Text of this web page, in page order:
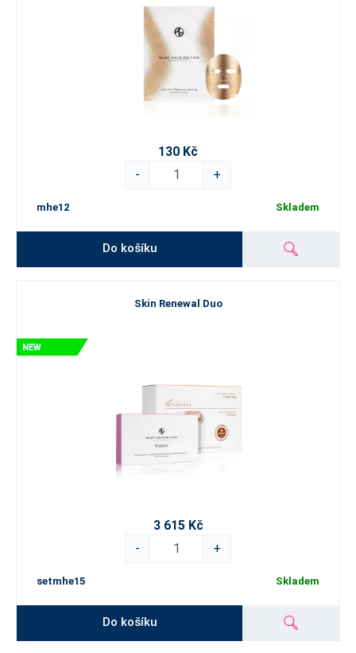
130 Kč
-
+
mhe12 Skladem
Do košíku
Skin Renewal Duo
3 615 Kč
-
+
setmhe15 Skladem
Do košíku